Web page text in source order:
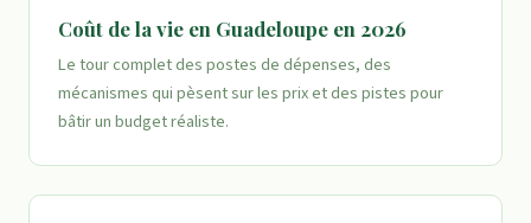
Coût de la vie en Guadeloupe en 2026
Le tour complet des postes de dépenses, des
mécanismes qui pèsent sur les prix et des pistes pour
bâtir un budget réaliste.